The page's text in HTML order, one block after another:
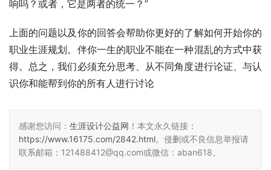
响吗？或者，它是两者的统一？”
上面的问题以及你的回答会帮助你更好的了解如何开始你的
职业生涯规划。伴你一生的职业不能在一种混乱的方式中获
得。总之，我们必须充分思考、从不同角度进行论证、与认
识你和能帮到你的所有人进行讨论
感谢您访问： 生涯设计公益网 ！本文永久链接：
https://www.16175.com/2842.html。侵删或不良信息举报请
联系邮箱：121488412@qq.com或微信：aban618。